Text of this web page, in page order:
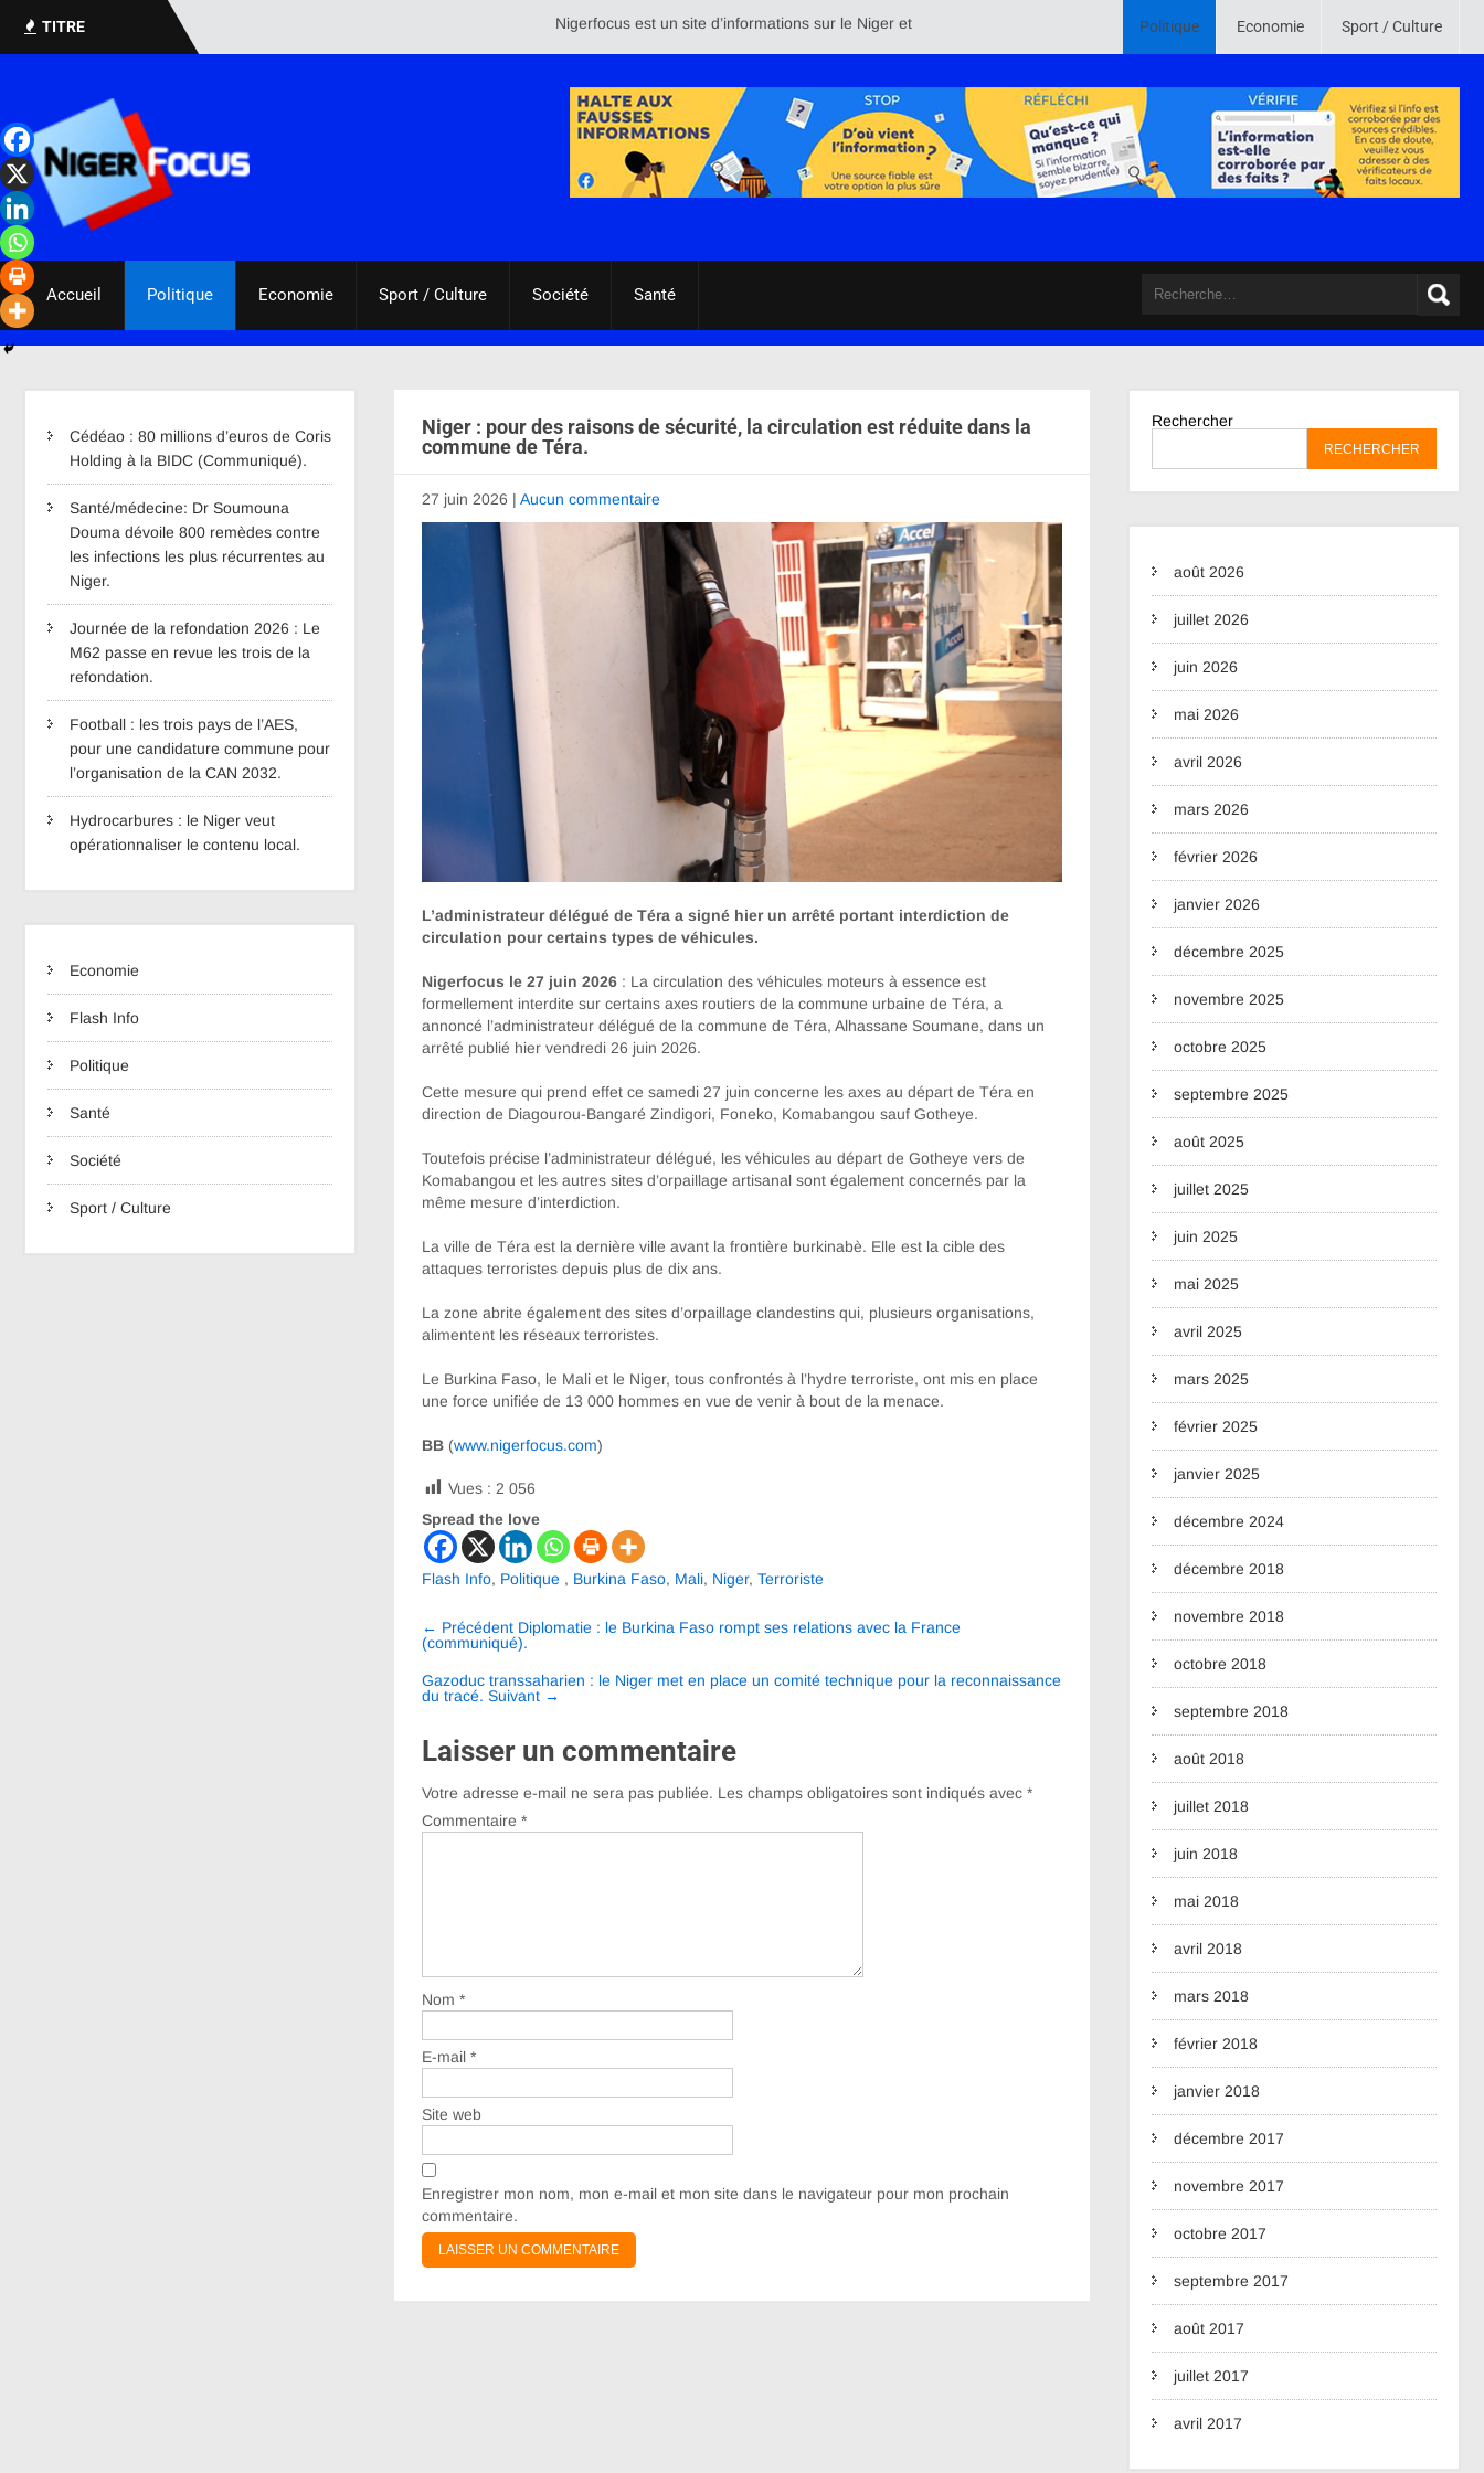
TITRE Nigerfocus est un site d’informations sur le Niger et le reste du monde. Son credo est de mettre en ligne des informations crédibles ,
Politique Economie Sport / Culture
Accueil Politique Economie Sport / Culture Société Santé
Cédéao : 80 millions d’euros de Coris
Holding à la BIDC (Communiqué).
Santé/médecine: Dr Soumouna
Douma dévoile 800 remèdes contre
les infections les plus récurrentes au
Niger.
Journée de la refondation 2026 : Le
M62 passe en revue les trois de la
refondation.
Football : les trois pays de l’AES,
pour une candidature commune pour
l’organisation de la CAN 2032.
Hydrocarbures : le Niger veut
opérationnaliser le contenu local.
Economie
Flash Info
Politique
Santé
Société
Sport / Culture
Niger : pour des raisons de sécurité, la circulation est réduite dans la
commune de Téra.
27 juin 2026 | Aucun commentaire
L’administrateur délégué de Téra a signé hier un arrêté portant interdiction de
circulation pour certains types de véhicules.
Nigerfocus le 27 juin 2026 : La circulation des véhicules moteurs à essence est
formellement interdite sur certains axes routiers de la commune urbaine de Téra, a
annoncé l’administrateur délégué de la commune de Téra, Alhassane Soumane, dans un
arrêté publié hier vendredi 26 juin 2026.
Cette mesure qui prend effet ce samedi 27 juin concerne les axes au départ de Téra en
direction de Diagourou-Bangaré Zindigori, Foneko, Komabangou sauf Gotheye.
Toutefois précise l’administrateur délégué, les véhicules au départ de Gotheye vers de
Komabangou et les autres sites d’orpaillage artisanal sont également concernés par la
même mesure d’interdiction.
La ville de Téra est la dernière ville avant la frontière burkinabè. Elle est la cible des
attaques terroristes depuis plus de dix ans.
La zone abrite également des sites d’orpaillage clandestins qui, plusieurs organisations,
alimentent les réseaux terroristes.
Le Burkina Faso, le Mali et le Niger, tous confrontés à l’hydre terroriste, ont mis en place
une force unifiée de 13 000 hommes en vue de venir à bout de la menace.
BB (www.nigerfocus.com)
Vues : 2 056
Spread the love
Flash Info, Politique , Burkina Faso, Mali, Niger, Terroriste
Navigation
entre
les
articles
← Précédent Diplomatie : le Burkina Faso rompt ses relations avec la France
(communiqué).
Gazoduc transsaharien : le Niger met en place un comité technique pour la reconnaissance
du tracé. Suivant →
Laisser un commentaire
Votre adresse e-mail ne sera pas publiée. Les champs obligatoires sont indiqués avec *
Commentaire *
Nom *
E-mail *
Site web
Enregistrer mon nom, mon e-mail et mon site dans le navigateur pour mon prochain
commentaire.
Rechercher
RECHERCHER
août 2026
juillet 2026
juin 2026
mai 2026
avril 2026
mars 2026
février 2026
janvier 2026
décembre 2025
novembre 2025
octobre 2025
septembre 2025
août 2025
juillet 2025
juin 2025
mai 2025
avril 2025
mars 2025
février 2025
janvier 2025
décembre 2024
décembre 2018
novembre 2018
octobre 2018
septembre 2018
août 2018
juillet 2018
juin 2018
mai 2018
avril 2018
mars 2018
février 2018
janvier 2018
décembre 2017
novembre 2017
octobre 2017
septembre 2017
août 2017
juillet 2017
avril 2017